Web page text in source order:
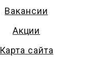
Вакансии
Акции
Карта сайта